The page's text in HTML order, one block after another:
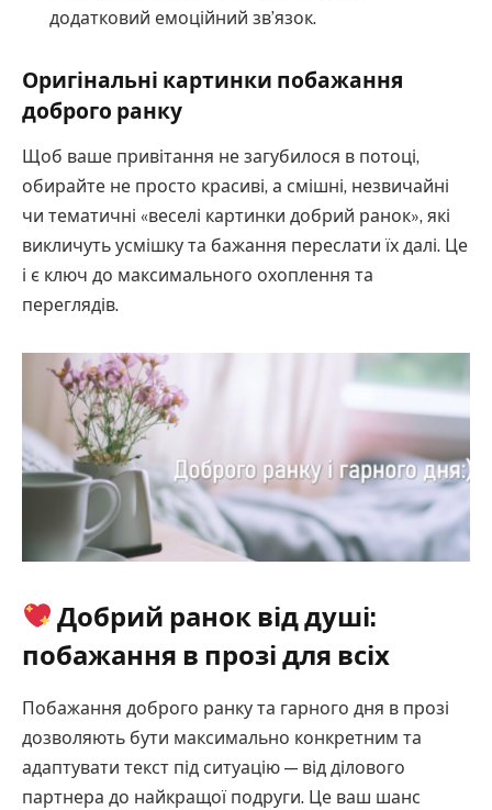
додатковий емоційний зв’язок.
Оригінальні картинки побажання
доброго ранку
Щоб ваше привітання не загубилося в потоці,
обирайте не просто красиві, а смішні, незвичайні
чи тематичні «веселі картинки добрий ранок», які
викличуть усмішку та бажання переслати їх далі. Це
і є ключ до максимального охоплення та
переглядів.
Добрий ранок від душі:
побажання в прозі для всіх
Побажання доброго ранку та гарного дня в прозі
дозволяють бути максимально конкретним та
адаптувати текст під ситуацію — від ділового
партнера до найкращої подруги. Це ваш шанс